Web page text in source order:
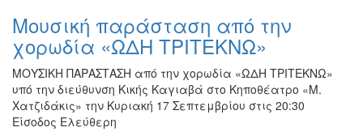
Μουσική παράσταση από την
χορωδία «ΩΔΗ ΤΡΙΤΕΚΝΩ»
ΜΟΥΣΙΚΗ ΠΑΡΑΣΤΑΣΗ από την χορωδία «ΩΔΗ ΤΡΙΤΕΚΝΩ»
υπό την διεύθυνση Κικής Καγιαβά στο Κηποθέατρο «Μ.
Χατζιδάκις» την Κυριακή 17 Σεπτεμβρίου στις 20:30
Είσοδος Ελεύθερη